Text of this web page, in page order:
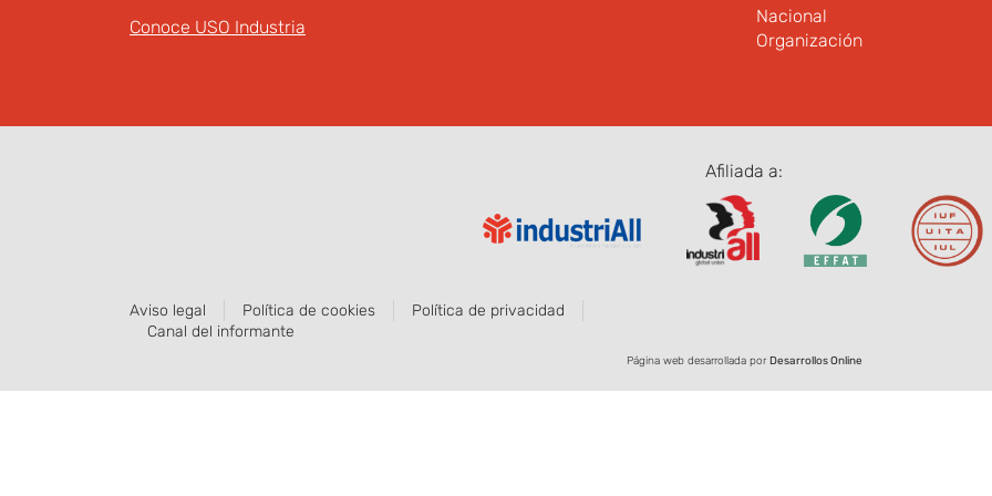
Conoce USO Industria
Nacional
Organización
Afiliada a:
Aviso legal Política de cookies
Política de privacidad
Canal del informante
Página web desarrollada por Desarrollos Online